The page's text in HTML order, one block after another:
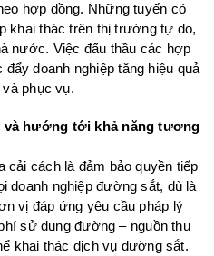
hợp đồng. Những tuyến có
khai thác trên thị trường tự do,
nước. Việc đấu thầu các hợp
doanh nghiệp tăng hiệu quả
phục vụ.
và hướng tới khả năng tương
cải cách là đảm bảo quyền tiếp
doanh nghiệp đường sắt, dù là
vị đáp ứng yêu cầu pháp lý
sử dụng đường – nguồn thu
khai thác dịch vụ đường sắt.